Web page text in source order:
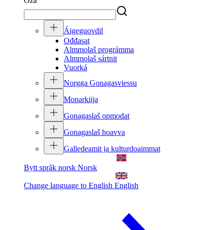
Áigeguovdil
Ođđasat
Almmolaš prográmma
Almmolaš sártnit
Vuorká
Norgga Gonagasviessu
Monarkiija
Gonagaslaš opmodat
Gonagaslaš hoavva
Galledeamit ja kulturdoaimmat
Bytt språk norsk Norsk
Change language to English English